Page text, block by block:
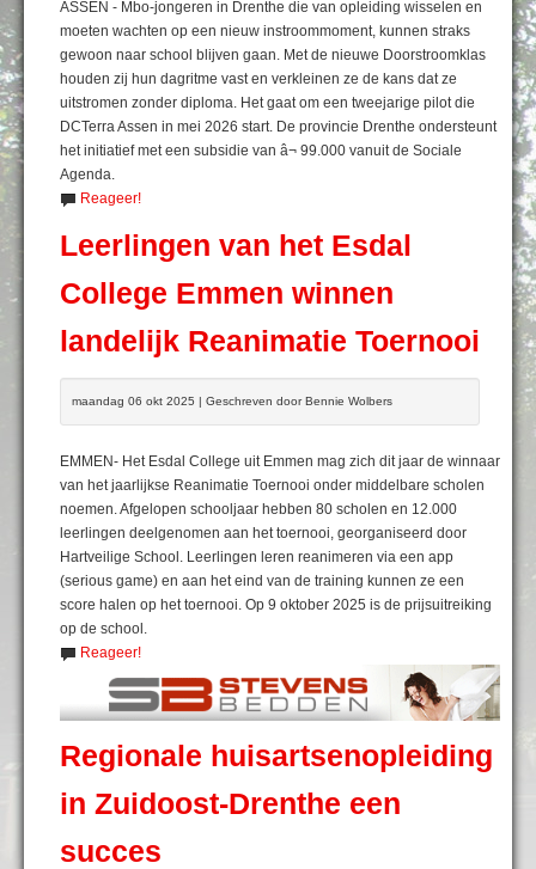
ASSEN - Mbo-jongeren in Drenthe die van opleiding wisselen en
moeten wachten op een nieuw instroommoment, kunnen straks
gewoon naar school blijven gaan. Met de nieuwe Doorstroomklas
houden zij hun dagritme vast en verkleinen ze de kans dat ze
uitstromen zonder diploma. Het gaat om een tweejarige pilot die
DCTerra Assen in mei 2026 start. De provincie Drenthe ondersteunt
het initiatief met een subsidie van â¬ 99.000 vanuit de Sociale
Agenda.
Reageer!
Leerlingen van het Esdal
College Emmen winnen
landelijk Reanimatie Toernooi
maandag 06 okt 2025 | Geschreven door Bennie Wolbers
EMMEN- Het Esdal College uit Emmen mag zich dit jaar de winnaar
van het jaarlijkse Reanimatie Toernooi onder middelbare scholen
noemen. Afgelopen schooljaar hebben 80 scholen en 12.000
leerlingen deelgenomen aan het toernooi, georganiseerd door
Hartveilige School. Leerlingen leren reanimeren via een app
(serious game) en aan het eind van de training kunnen ze een
score halen op het toernooi. Op 9 oktober 2025 is de prijsuitreiking
op de school.
Reageer!
Regionale huisartsenopleiding
in Zuidoost-Drenthe een
succes